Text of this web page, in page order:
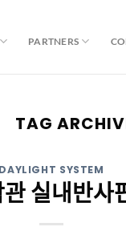
PARTNERS
TAG
DAYLIGHT SYSTEM